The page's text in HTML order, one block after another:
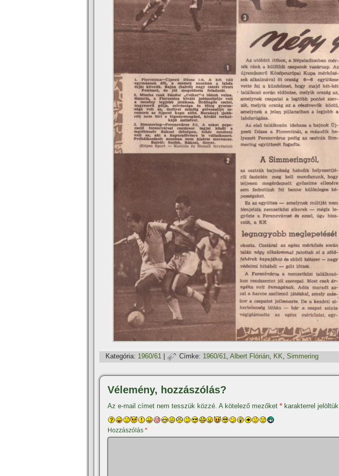
Kategória: 1960/61 Címke: 1960/61, Albert Flórián, KK, Simmering
Vélemény, hozzászólás?
Az e-mail címet nem tesszük közzé. A kötelező mezőket * karakterrel jelöltük
Hozzászólás *